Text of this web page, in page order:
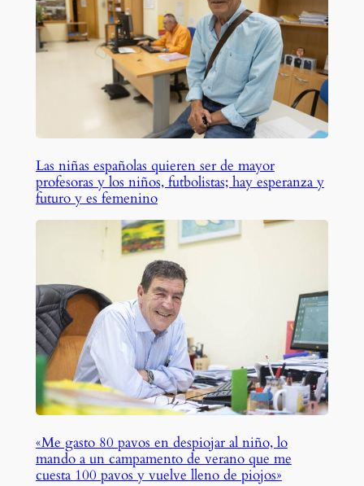
Las niñas españolas quieren ser de mayor
profesoras y los niños, futbolistas; hay esperanza y
futuro y es femenino
«Me gasto 80 pavos en despiojar al niño, lo
mando a un campamento de verano que me
cuesta 100 pavos y vuelve lleno de piojos»